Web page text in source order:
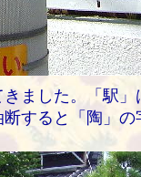
きました。「駅」
すると「陶」の